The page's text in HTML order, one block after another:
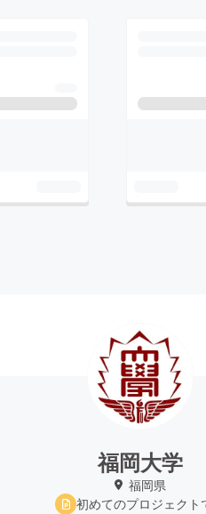
福岡大学
福岡県
初めてのプロジェクト